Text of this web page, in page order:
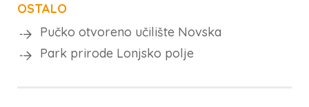
OSTALO
Pučko otvoreno učilište Novska
Park prirode Lonjsko polje